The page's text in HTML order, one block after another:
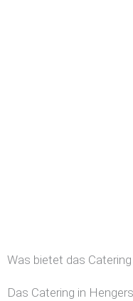
Was bietet das
Das Catering in